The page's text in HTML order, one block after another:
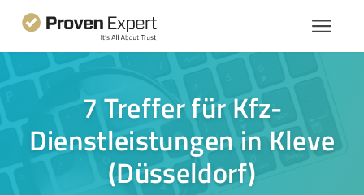
7 Treffer für Kfz-
Dienstleistungen in Kleve
(Düsseldorf)